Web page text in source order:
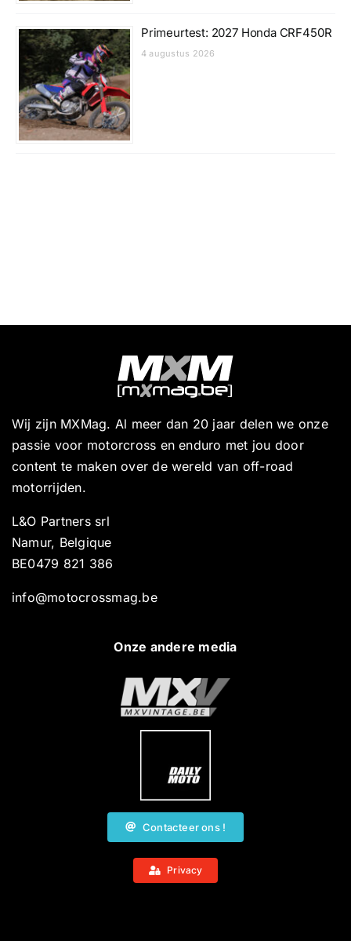
Primeurtest: 2027 Honda CRF450R
4 augustus 2026
Wij zijn MXMag. Al meer dan 20 jaar delen we onze
passie voor motorcross en enduro met jou door
content te maken over de wereld van off-road
motorrijden.
L&O Partners srl
Namur, Belgique
BE0479 821 386
info@motocrossmag.be
Onze andere media
Contacteer ons !
Privacy